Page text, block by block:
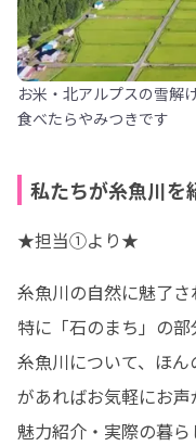
お米・北アルプスの雪解
食べたらやみつきです
私たちが糸魚川を
★担当①より★
糸魚川の自然に魅了さ
特に「石のまち」の部
糸魚川について、ほ
があればお気軽にお声
魅力紹介・実際の暮